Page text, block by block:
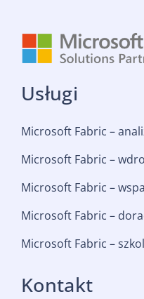
Usługi
Microsoft Fabric –
Microsoft Fabric –
Microsoft Fabric –
Microsoft Fabric –
Microsoft Fabric –
Kontakt